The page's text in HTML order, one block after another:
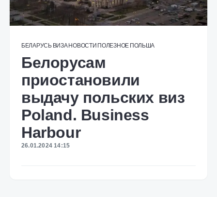
БЕЛАРУСЬ ВИЗА НОВОСТИ ПОЛЕЗНОЕ ПОЛЬША
Белорусам
приостановили
выдачу польских виз
Poland. Business
Harbour
26.01.2024 14:15